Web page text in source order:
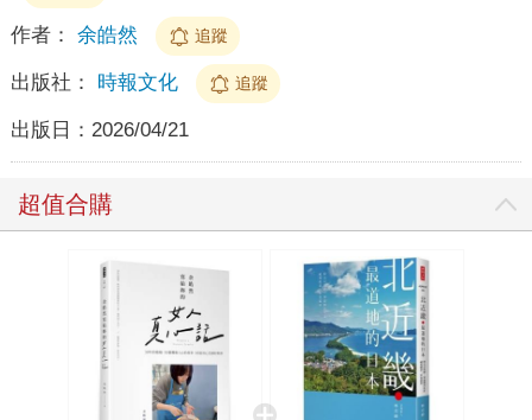
作者： 余皓然 追蹤
出版社： 時報文化 追蹤
出版日： 2026/04/21
超值合購